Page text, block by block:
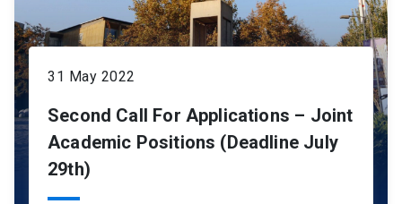
31 May 2022
Second Call For Applications – Joint
Academic Positions (Deadline July
29th)